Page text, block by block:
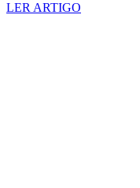
LER ARTIGO